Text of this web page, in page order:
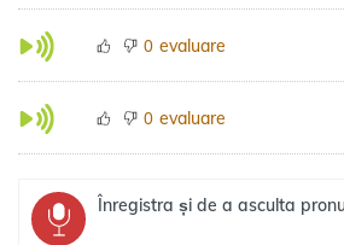
0 evaluare
0 evaluare
Înregistra și de a asculta